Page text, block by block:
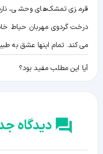
قرمزی تمشک‌های وحشی،
درخت گردوی مهربان حیاط
می کند. تمام اینها عشق به
آیا این مطلب مفید بود؟
دیدگاه